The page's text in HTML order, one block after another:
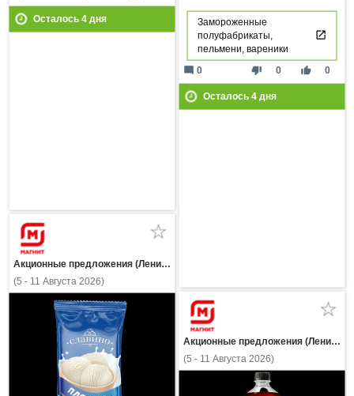
Осталось 4дня
Замороженные
полуфабрикаты,
пельмени, вареники
thumb_down 0 thumb_up 0
mode_comment 0
Осталось 4дня
Акционные предложения (Ленинградская область)
(5 - 11 Августа 2026)
Акционные предложения (Ленинградская область)
(5 - 11 Августа 2026)